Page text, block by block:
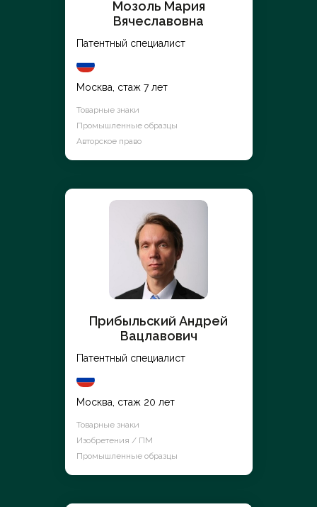
Мозоль Мария
Вячеславовна
Патентный специалист
Москва, стаж 7 лет
Товарные знаки
Промышленные образцы
Авторское право
Прибыльский Андрей
Вацлавович
Патентный специалист
Москва, стаж 20 лет
Товарные знаки
Изобретения / ПМ
Промышленные образцы